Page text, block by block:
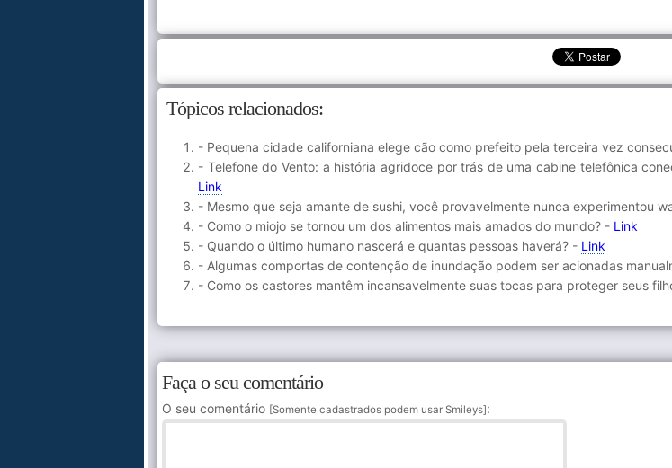
Tópicos relacionados:
- Pequena cidade californiana elege cão como prefeito pela terceira vez
- Telefone do Vento: a história agridoce por trás de uma cabine telefônica
Link
- Mesmo que seja amante de sushi, você provavelmente nunca experimentou
- Como o miojo se tornou um dos alimentos mais amados do mundo? - Link
- Quando o último humano nascerá e quantas pessoas haverá? - Link
- Algumas comportas de contenção de inundação podem ser acionadas
- Como os castores mantêm incansavelmente suas tocas para proteger seus
Faça o seu comentário
O seu comentário [Somente cadastrados podem usar Smileys]: